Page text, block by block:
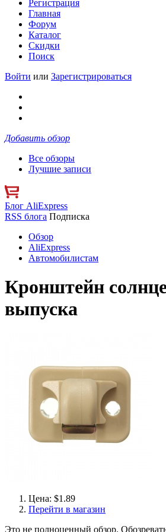
Регистрация
Главная
Форум
Каталог
Скидки
Поиск
Войти или Зарегистрироваться
Добавить обзор
Все обзоры
Лучшие записи
Блог AliExpress
RSS блога Подписка
Обзор
AliExpress
Автомобилистам
Кронштейн
выпуска
Цена: $1.89
Перейти в магазин
Это не полноценный обзор.